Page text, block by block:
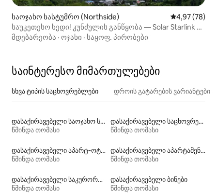
საოჯახო სასტუმრო (Northside) საშუალო
4,97 (78)
საუკეთესო ხედი! კუნძულის განწყობა — Solar Starlink —
პლაჟი 5‑ში!
მდებარეობა · ოჯახი · საყოფ. პირობები
საინტერესო მიმართულებები
სხვა ტიპის საცხოვრებლები დროის გატარების ვარიანტები
დასაქირავებელი საოჯახო სასტუმროები
წმინდა თომასი
დასაქირავებელი საცხოვრებლები ჰიდრომასაჟის აუზით
წმინდა თომასი
დასაქირავებელი აპარტ‑ოტელები
წმინდა თომასი
დასაქირავებელი აპარტამენტები
წმინდა თომასი
დასაქირავებელი საკურორტო საცხოვრებლები
წმინდა თომასი
დასაქირავებელი ბინები
წმინდა თომასი